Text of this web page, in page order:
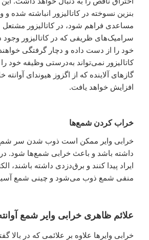
بنزین نسوخته در کاتالیزور انباشته شده
مساعدی فراهم شود، در کاتالیزور
سرامیک‌های ظریفی که در کاتالیزور وجود
خود را از دست داده و دچار گرفتگی
کاتالیزور نمی‌تواند به‌درستی وظیفه خود
گازهای آلاینده که از اگزوز هیوندای
افزایش خواهد یافت.
خراب کردن شمع‌ها
خرابی وایر ممکن است ذوب شدن سر
داشته باشد و باعث خرابی شمع‌ها شود.
ایراد پیدا کنند و برق‌دزدی داشته باشند،
منفی شمع ذوب می‌شود و چینی شمع
علائم ظاهری خرابی وایر شمع
خرابی وایرها علاوه بر علائمی که در بالا